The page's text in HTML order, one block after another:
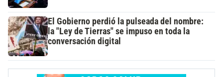
El Gobierno perdió la pulseada del nombre:
la "Ley de Tierras" se impuso en toda la
conversación digital